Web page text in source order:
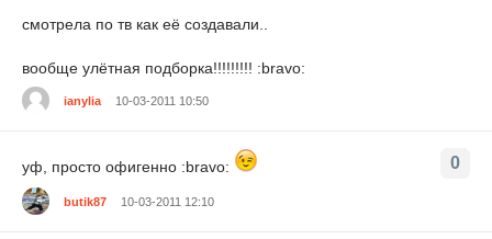
смотрела по тв как её создавали..
вообще улётная подборка!!!!!!!!! :bravo:
ianylia 10-03-2011 10:50
0
уф, просто офигенно :bravo:
butik87 10-03-2011 12:10